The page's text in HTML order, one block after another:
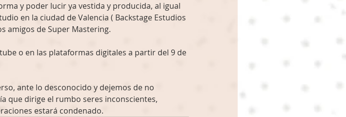
y poder lucir ya vestida y producida, al igual
en la ciudad de Valencia ( Backstage Estudios
amigos de Super Mastering.
o en las plataformas digitales a partir del 9 de
ante lo desconocido y dejemos de no
que dirige el rumbo seres inconscientes,
estará condenado.